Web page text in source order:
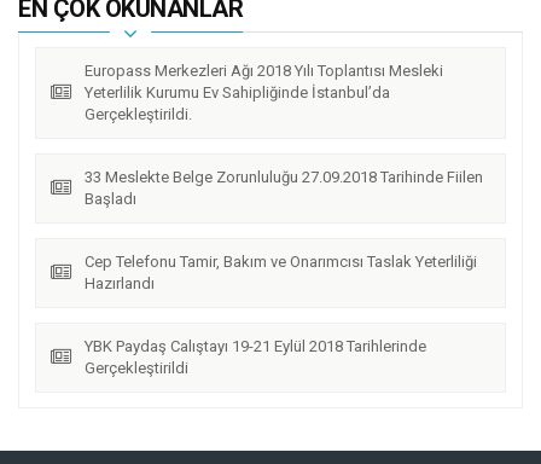
EN ÇOK OKUNANLAR
Europass Merkezleri Ağı 2018 Yılı Toplantısı Mesleki
Yeterlilik Kurumu Ev Sahipliğinde İstanbul’da
Gerçekleştirildi.
33 Meslekte Belge Zorunluluğu 27.09.2018 Tarihinde Fiilen
Başladı
Cep Telefonu Tamir, Bakım ve Onarımcısı Taslak Yeterliliği
Hazırlandı
YBK Paydaş Calıştayı 19-21 Eylül 2018 Tarihlerinde
Gerçekleştirildi